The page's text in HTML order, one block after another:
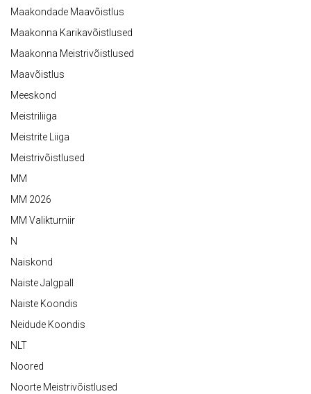
Maakondade Maavõistlus
Maakonna Karikavõistlused
Maakonna Meistrivõistlused
Maavõistlus
Meeskond
Meistriliiga
Meistrite Liiga
Meistrivõistlused
MM
MM 2026
MM Valikturniir
N
Naiskond
Naiste Jalgpall
Naiste Koondis
Neidude Koondis
NLT
Noored
Noorte Meistrivõistlused